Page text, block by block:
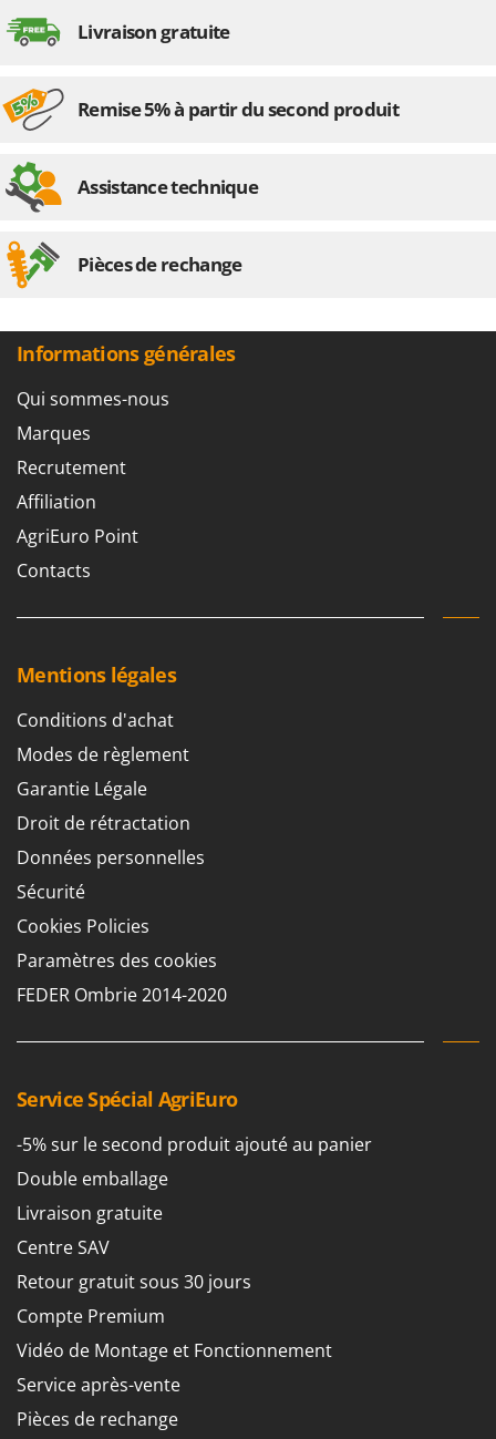
Z
ZGrills
Zomax
Livraison gratuite
Remise 5% à partir du second produit
Assistance technique
Pièces de rechange
Informations générales
Qui sommes-nous
Marques
Recrutement
Affiliation
AgriEuro Point
Contacts
Mentions légales
Conditions d'achat
Modes de règlement
Garantie Légale
Droit de rétractation
Données personnelles
Sécurité
Cookies Policies
Paramètres des cookies
FEDER Ombrie 2014-2020
Service Spécial AgriEuro
-5% sur le second produit ajouté au panier
Double emballage
Livraison gratuite
Centre SAV
Retour gratuit sous 30 jours
Compte Premium
Vidéo de Montage et Fonctionnement
Service après-vente
Pièces de rechange